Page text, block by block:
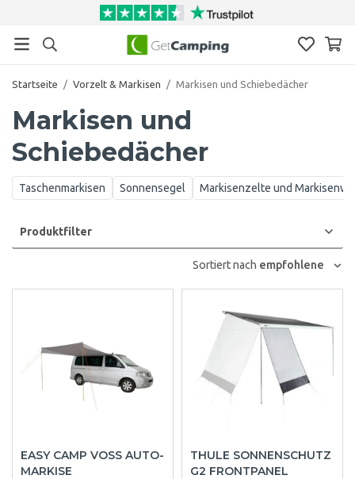
Startseite / Vorzelt & Markisen / Markisen und Schiebedächer
Markisen und
Schiebedächer
Taschenmarkisen Sonnensegel Markisenzelte und
Produktfilter
Sortiert nach empfohlene
EASY CAMP VOSS AUTO-
MARKISE
THULE SONNENSCHUTZ
G2 FRONTPANEL